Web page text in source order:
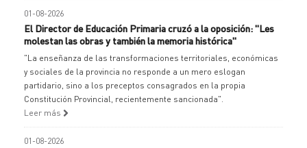
01-08-2026
El Director de Educación Primaria cruzó a la oposición: "Les
molestan las obras y también la memoria histórica"
"La enseñanza de las transformaciones territoriales, económicas
y sociales de la provincia no responde a un mero eslogan
partidario, sino a los preceptos consagrados en la propia
Constitución Provincial, recientemente sancionada".
Leer más
01-08-2026